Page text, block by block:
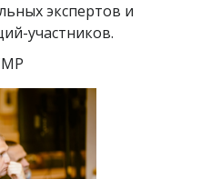
экспертов и
участников.